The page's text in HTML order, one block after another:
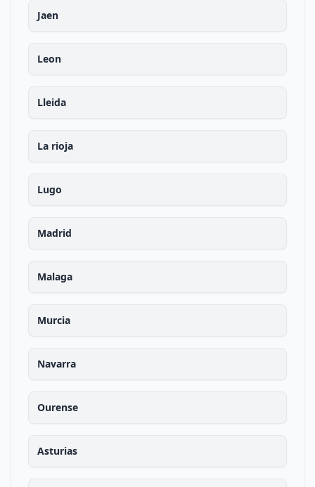
Jaen
Leon
Lleida
La rioja
Lugo
Madrid
Malaga
Murcia
Navarra
Ourense
Asturias